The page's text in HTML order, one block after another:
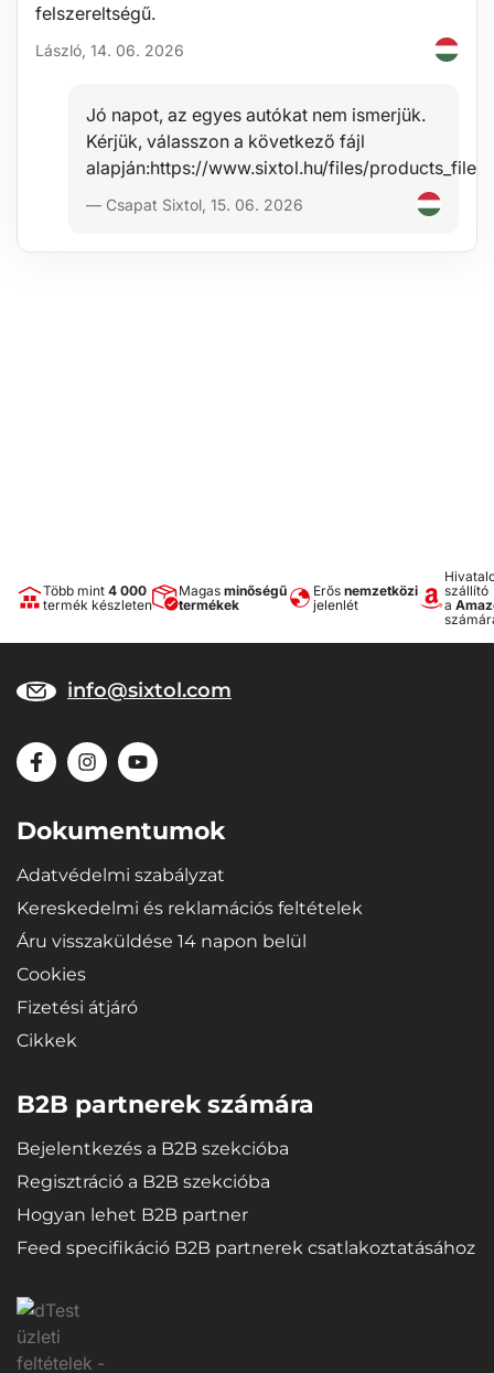
felszereltségű.
László, 14. 06. 2026
Jó napot, az egyes autókat nem ismerjük.
Kérjük, válasszon a következő fájl
alapján:https://www.sixtol.hu/files/
— Csapat Sixtol, 15. 06. 2026
Több mint 4 000
termék készleten
Magas minőségű
termékek
Erős nemzetközi
jelenlét
szállító
a
info@sixtol.com
Dokumentumok
Adatvédelmi szabályzat
Kereskedelmi és reklamációs feltételek
Áru visszaküldése 14 napon belül
Cookies
Fizetési átjáró
Cikkek
B2B partnerek számára
Bejelentkezés a B2B szekcióba
Regisztráció a B2B szekcióba
Hogyan lehet B2B partner
Feed specifikáció B2B partnerek csatlakoztatásához